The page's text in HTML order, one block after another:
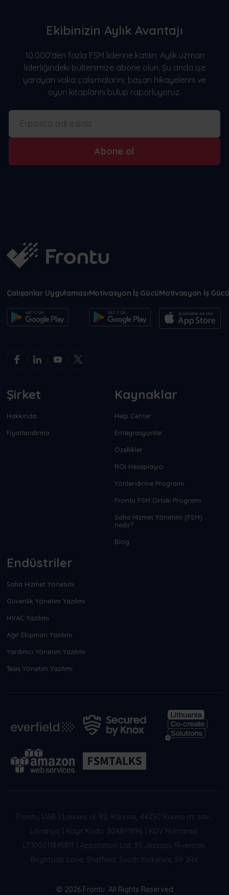
Ekibinizin Aylık Avantajı
10.000'den fazla FSM liderine katılın. Aylık uzman
liderliğindeki bültenimize abone olun. Şu anda işe
yarayan vaka çalışmalarını, başarı hikayelerini ve
oyun kitaplarını bulup raporluyoruz.
Abone ol
Çalışanlar UygulamasıMotivasyon İş GücüMotivasyon İş Gücü
Şirket
Hakkında
Fiyatlandırma
Kaynaklar
Help Center
Entegrasyonlar
Özellikler
ROI Hesaplayıcı
Yönlendirme Programı
Frontu FSM Ortak Programı
Saha Hizmet Yönetimi (FSM)
nedir?
Blog
Endüstriler
Saha Hizmet Yönetimi
Güvenlik Yönetim Yazılımı
HVAC Yazılımı
Ağır Ekipman Yazılımı
Yardımcı Yönetim Yazılımı
Tesis Yönetim Yazılımı
Frontu, UAB
Laisvės al. 82, Kaunas, 44250 Kauno m. sav.,
Litvanya
Kayıt Kodu: 304891896
KDV Numarası:
LT100011845811
Appstation Ltd, 35 Jessops Riverside,
Brightside Lane, Sheffield, South Yorkshire, S9 2RX
© 2026 Frontu. All Rights Reserved